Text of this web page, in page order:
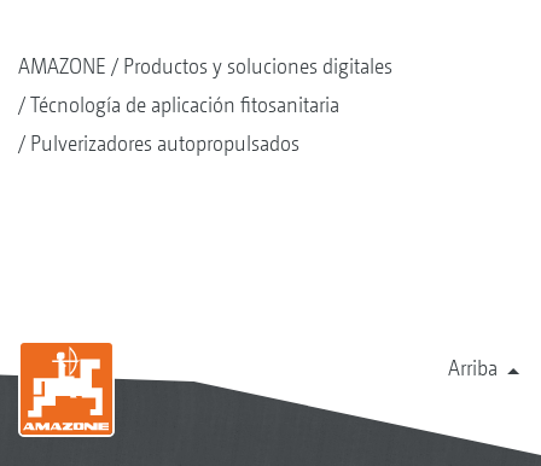
AMAZONE
Productos y soluciones digitales
Técnología de aplicación fitosanitaria
Pulverizadores autopropulsados
Arriba